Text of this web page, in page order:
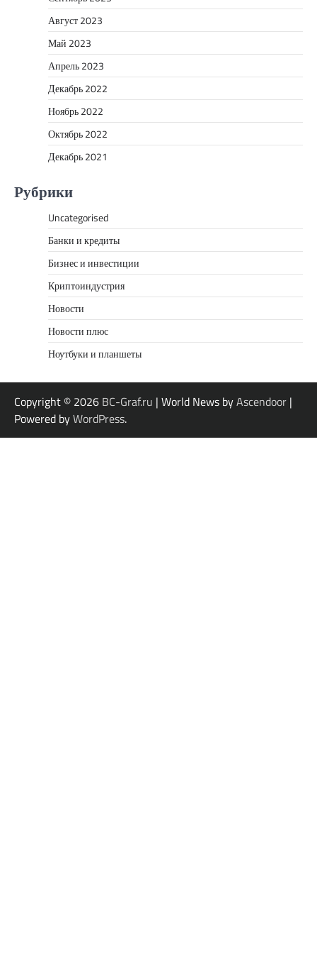
Август 2023
Май 2023
Апрель 2023
Декабрь 2022
Ноябрь 2022
Октябрь 2022
Декабрь 2021
Рубрики
Uncategorised
Банки и кредиты
Бизнес и инвестиции
Криптоиндустрия
Новости
Новости плюс
Ноутбуки и планшеты
Copyright © 2026 BC-Graf.ru | World News byAscendoor |
Powered byWordPress.